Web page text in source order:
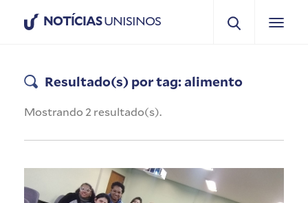
NOTÍCIASUNISINOS
Resultado(s) por tag: alimento
Mostrando 2 resultado(s).